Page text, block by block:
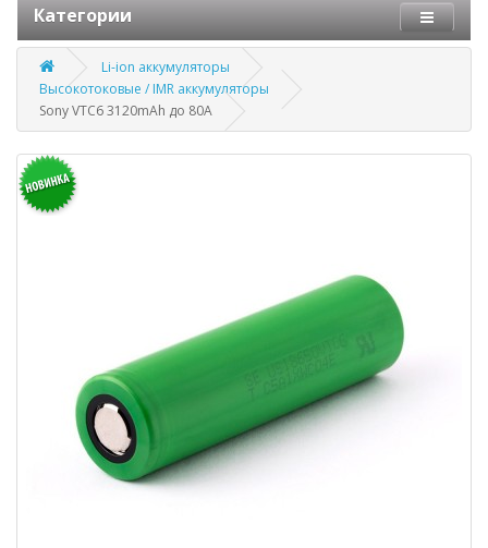
Категории
Li-ion аккумуляторы
Высокотоковые / IMR аккумуляторы
Sony VTC6 3120mAh до 80A